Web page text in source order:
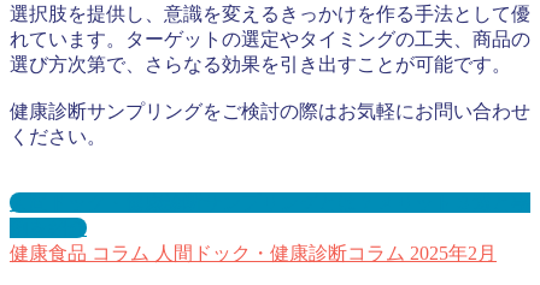
選択肢を提供し、意識を変えるきっかけを作る手法として優
れています。ターゲットの選定やタイミングの工夫、商品の
選び方次第で、さらなる効果を引き出すことが可能です。
健康診断サンプリングをご検討の際はお気軽にお問い合わせ
ください。
人間ドック・健康診断サンプリングとは？メリット３選と事
例を紹介
健康食品 コラム 人間ドック・健康診断コラム 2025年2月